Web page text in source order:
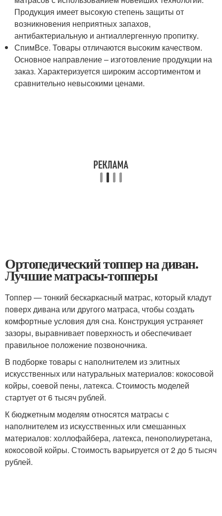
Продукция имеет высокую степень защиты от
возникновения неприятных запахов,
антибактериальную и антиаллергенную пропитку.
СпимВсе. Товары отличаются высоким качеством.
Основное направление – изготовление продукции на
заказ. Характеризуется широким ассортиментом и
сравнительно невысокими ценами.
Ортопедический топпер на диван.
Лучшие матрасы-топперы
Топпер — тонкий бескаркасный матрас, который кладут
поверх дивана или другого матраса, чтобы создать
комфортные условия для сна. Конструкция устраняет
зазоры, выравнивает поверхность и обеспечивает
правильное положение позвоночника.
В подборке товары с наполнителем из элитных
искусственных или натуральных материалов: кокосовой
койры, соевой пены, латекса. Стоимость моделей
стартует от 6 тысяч рублей.
К бюджетным моделям относятся матрасы с
наполнителем из искусственных или смешанных
материалов: холлофайбера, латекса, пенополиуретана,
кокосовой койры. Стоимость варьируется от 2 до 5 тысяч
рублей.